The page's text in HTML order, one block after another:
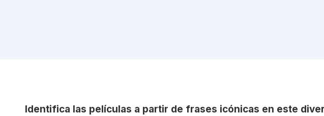
Identifica las películas a partir de frases icónicas en este